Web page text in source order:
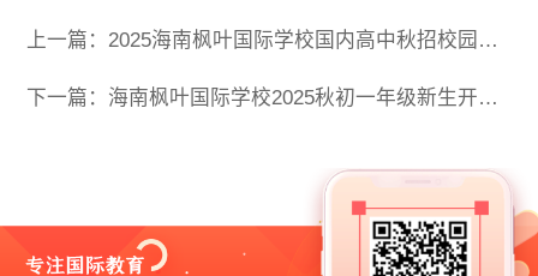
上一篇：2025海南枫叶国际学校国内高中秋招校园开放日详情
下一篇：海南枫叶国际学校2025秋初一年级新生开始报名